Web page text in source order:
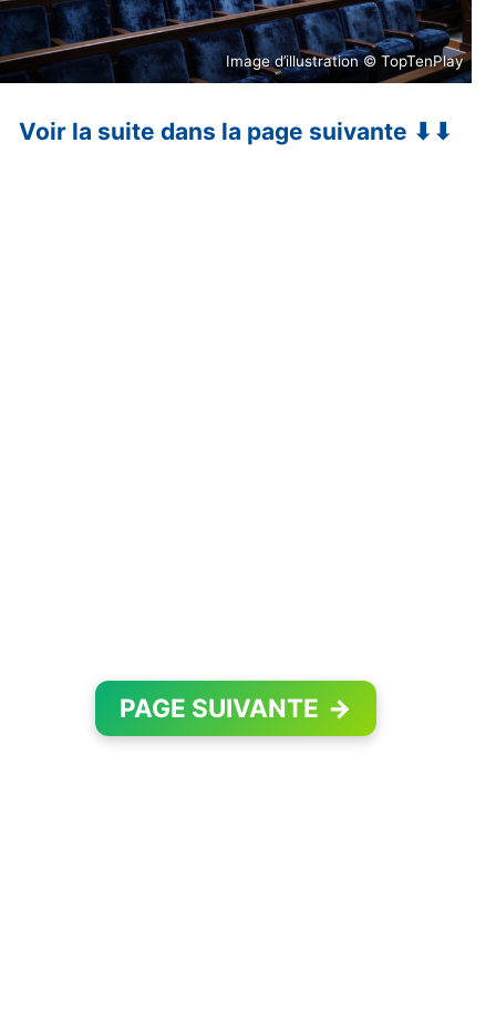
Image d’illustration © TopTenPlay
Voir la suite dans la page suivante ⬇⬇
PAGE SUIVANTE →